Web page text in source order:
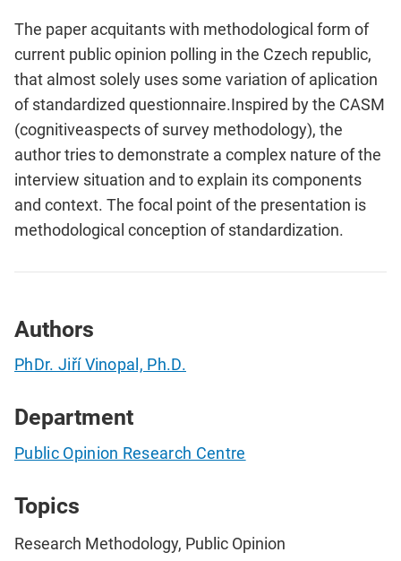
The paper acquitants with methodological form of
current public opinion polling in the Czech republic,
that almost solely uses some variation of aplication
of standardized questionnaire.Inspired by the CASM
(cognitiveaspects of survey methodology), the
author tries to demonstrate a complex nature of the
interview situation and to explain its components
and context. The focal point of the presentation is
methodological conception of standardization.
Authors
PhDr. Jiří Vinopal, Ph.D.
Department
Public Opinion Research Centre
Topics
Research Methodology, Public Opinion